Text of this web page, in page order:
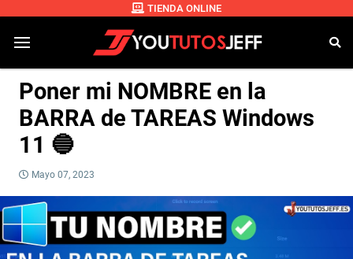
TIENDA ONLINE
Poner mi NOMBRE en la
BARRA de TAREAS Windows
11 🔵
Mayo 07, 2023